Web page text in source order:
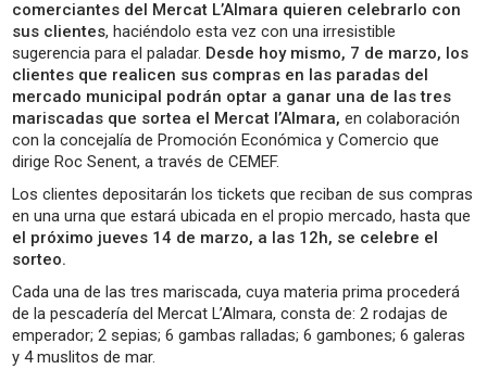
comerciantes del Mercat L’Almara quieren celebrarlo con
sus clientes, haciéndolo esta vez con una irresistible
sugerencia para el paladar. Desde hoy mismo, 7 de marzo, los
clientes que realicen sus compras en las paradas del
mercado municipal podrán optar a ganar una de las tres
mariscadas que sortea el Mercat l’Almara, en colaboración
con la concejalía de Promoción Económica y Comercio que
dirige Roc Senent, a través de CEMEF.
Los clientes depositarán los tickets que reciban de sus compras
en una urna que estará ubicada en el propio mercado, hasta que
el próximo jueves 14 de marzo, a las 12h, se celebre el
sorteo.
Cada una de las tres mariscada, cuya materia prima procederá
de la pescadería del Mercat L’Almara, consta de: 2 rodajas de
emperador; 2 sepias; 6 gambas ralladas; 6 gambones; 6 galeras
y 4 muslitos de mar.